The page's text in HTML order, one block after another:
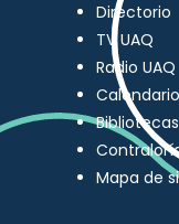
Directorio
TV UAQ
Radio UAQ
Bibliotecas
Mapa de